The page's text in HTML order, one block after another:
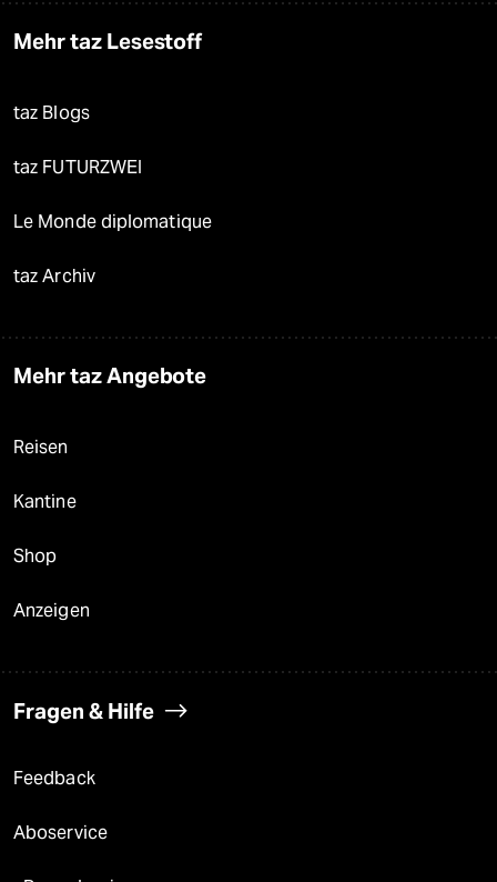
Mehr taz Lesestoff
taz Blogs
taz FUTURZWEI
Le Monde diplomatique
taz Archiv
Mehr taz Angebote
Reisen
Kantine
Shop
Anzeigen
Fragen & Hilfe
Feedback
Aboservice